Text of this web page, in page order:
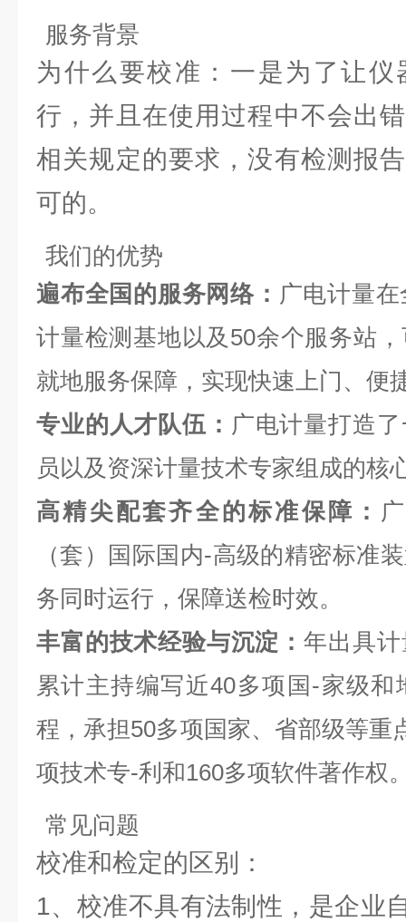
服务背景
为什么要校准：一是为了让
行，并且在使用过程中不会出
相关规定的要求，没有检测报
可的。
我们的优势
遍布全国的服务网络： 广电计量
计量检测基地以及50余个服务站，
就地服务保障，实现快速上门、便
专业的人才队伍： 广电计量打造
员以及资深计量技术专家组成的核
高精尖配套齐全的标准保障：
（套）
国际国内-高级的精密标准
务同时运⾏，保障送检时效。
丰富的技术经验与沉淀：年出具
累计主持编写近40多项国-家级
程，承担50多项国家、省部级等重
项技术专-利和160多项软件著作权
常见问题
校准和检定的区别：
1、校准不具有法制性，是企业